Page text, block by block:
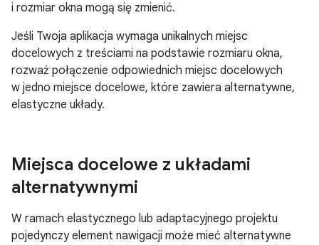
i rozmiar okna mogą się zmienić.
Jeśli Twoja aplikacja wymaga unikalnych miejsc
docelowych z treściami na podstawie rozmiaru okna,
rozważ połączenie odpowiednich miejsc docelowych
w jedno miejsce docelowe, które zawiera alternatywne,
elastyczne układy.
Miejsca docelowe z układami
alternatywnymi
W ramach elastycznego lub adaptacyjnego projektu
pojedynczy element nawigacji może mieć alternatywne